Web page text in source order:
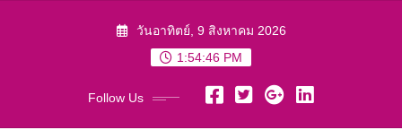
วันอาทิตย์, 9 สิงหาคม 2026
1:54:48 PM
Follow Us